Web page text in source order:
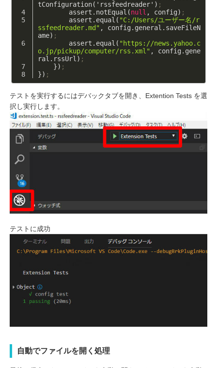
tConfiguration('rssfeedreader') ;
        assert.notEqual(
null , config) ;
        assert.equal(
"C:/Users/ユーザー名/r
ssfeedreader.md" , config.general.saveFileN
ame) ;
        assert.equal(
"https://news.yahoo.c
o.jp/pickup/computer/rss.xml" , config.gene
ral.rssUrl) ;
    })
;
}) ;
テストを実行するにはデバックタブを開き、Extention Tests を選
択し実行します。
テストに成功
自動でファイルを開く処理